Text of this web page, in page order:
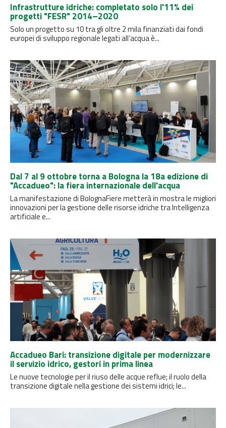
Infrastrutture idriche: completato solo l'11% dei
progetti "FESR" 2014–2020
Solo un progetto su 10 tra gli oltre 2 mila finanziati dai fondi
europei di sviluppo regionale legati all’acqua è...
Dal 7 al 9 ottobre torna a Bologna la 18a edizione di
"Accadueo": la fiera internazionale dell'acqua
La manifestazione di BolognaFiere metterà in mostra le migliori
innovazioni per la gestione delle risorse idriche tra Intelligenza
artificiale e...
Accadueo Bari: transizione digitale per modernizzare
il servizio idrico, gestori in prima linea
Le nuove tecnologie per il riuso delle acque reflue; il ruolo della
transizione digitale nella gestione dei sistemi idrici; le...